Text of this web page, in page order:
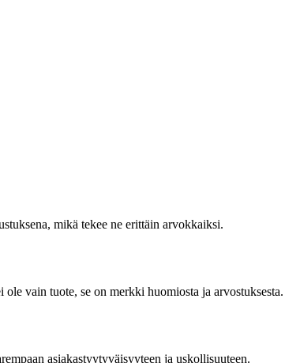
mikä tekee ne erittäin arvokkaiksi.
vain tuote, se on merkki huomiosta ja arvostuksesta.
asiakastyytyväisyyteen ja uskollisuuteen.